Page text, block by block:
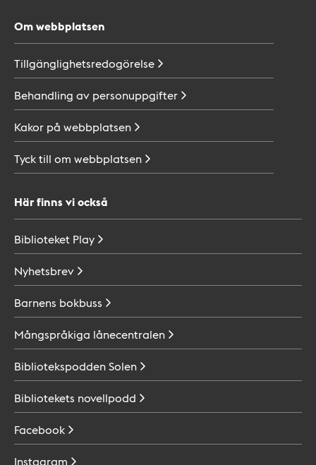
Om webbplatsen
Tillgänglighetsredogörelse
Behandling av personuppgifter
Kakor på webbplatsen
Tyck till om webbplatsen
Här finns vi också
Biblioteket Play
Nyhetsbrev
Barnens bokbuss
Mångspråkiga lånecentralen
BibliotekspoddenSolen
Bibliotekets novellpodd
Facebook
Instagram